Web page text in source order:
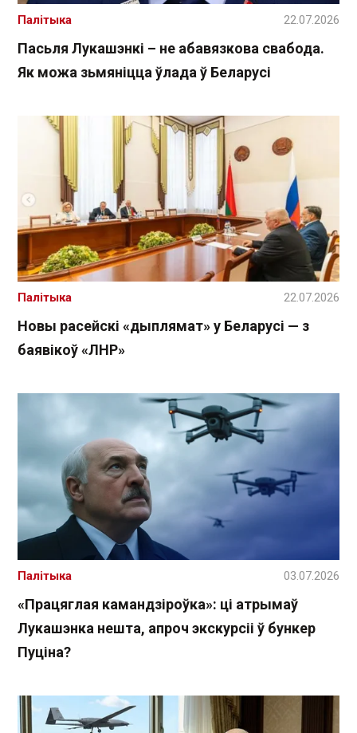
Пасьля Лукашэнкі – не абавязкова свабода.
Як можа зьмяніцца ўлада ў Беларусі
Палітыка 22.07.2026
Новы расейскі «дыплямат» у Беларусі — з
баявікоў «ЛНР»
Палітыка 22.07.2026
«Працяглая камандзіроўка»: ці атрымаў
Лукашэнка нешта, апроч экскурсіі ў бункер
Пуціна?
Палітыка 03.07.2026